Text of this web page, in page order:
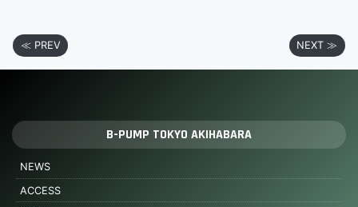
≪ PREV NEXT ≫
B-PUMP TOKYO AKIHABARA
NEWS
ACCESS